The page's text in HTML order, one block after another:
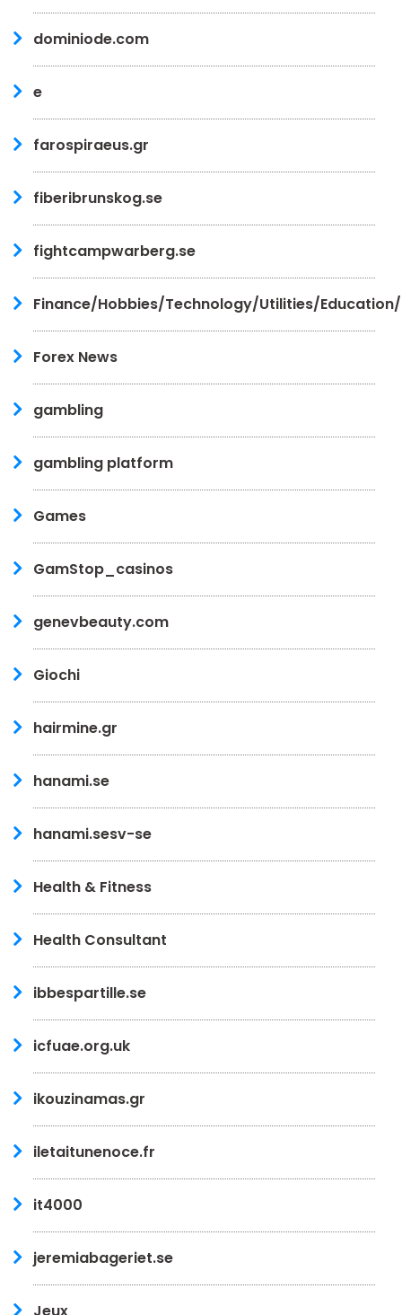
dominiode.com
e
farospiraeus.gr
fiberibrunskog.se
fightcampwarberg.se
Finance/Hobbies/Technology/Utilities/
Forex News
gambling
gambling platform
Games
GamStop_casinos
genevbeauty.com
Giochi
hairmine.gr
hanami.se
hanami.sesv-se
Health & Fitness
Health Consultant
ibbespartille.se
icfuae.org.uk
ikouzinamas.gr
iletaitunenoce.fr
it4000
jeremiabageriet.se